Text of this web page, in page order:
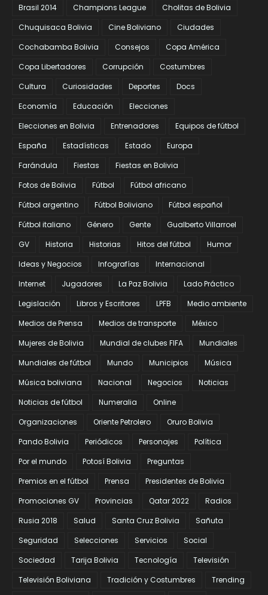
Brasil 2014
Champions League
Cholitas de Bolivia
Chuquisaca Bolivia
Cine Boliviano
Ciudades
Cochabamba Bolivia
Consejos
Copa América
Copa Libertadores
Corrupción
Costumbres
Cultura
Curiosidades Deportes
Docs
Economía
Educación
Elecciones
Elecciones en Bolivia
Entrenadores
Equipos de fútbol
España
Estadísticas Estado
Europa
Farándula
Fiestas
Fiestas en Bolivia
Fotos de Bolivia
Fútbol
Fútbol africano
Fútbol argentino
Fútbol Boliviano
Fútbol español
Fútbol italiano
Género Gente
Gualberto Villarroel
GV
Historia Historias Hitos del fútbol
Humor
Ideas y Negocios
Infografías
Internacional
Internet
Jugadores La Paz Bolivia
Lado Práctico
Legislación
Libros y Escritores LPFB
Medio ambiente
Medios de Prensa
Medios de transporte
México
Mujeres de Bolivia
Mundial de clubes FIFA
Mundiales
Mundiales de fútbol
Mundo Municipios
Música
Música boliviana
Nacional Negocios
Noticias
Noticias de fútbol
Numeralia
Online
Organizaciones
Oriente Petrolero
Oruro Bolivia
Pando Bolivia
Periódicos Personajes
Política
Por el mundo
Potosí Bolivia
Preguntas
Premios en el fútbol
Prensa
Presidentes de Bolivia
Promociones GV
Provincias Qatar 2022
Radios
Rusia 2018
Salud Santa Cruz Bolivia
Sañuta
Seguridad
Selecciones Servicios
Social
Sociedad
Tarija Bolivia Tecnología
Televisión
Televisión Boliviana
Tradición y Costumbres
Trending